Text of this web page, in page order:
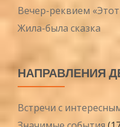
Вечер-реквием
Жила-была сказка
НАПРАВЛЕНИЯ
Встречи с